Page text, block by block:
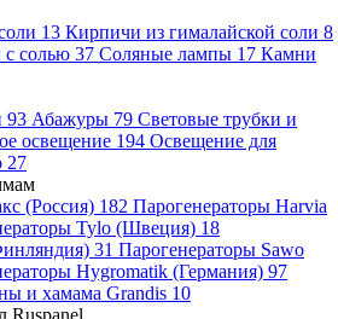
13 Кирпичи из гималайской соли 8
солью 37 Соляные лампы 17 Камни
93 Абажуры 79 Световые трубки и
освещение 194 Освещение для
27
(Россия) 182 Парогенераторы Harvia
Tylo (Швеция) 18
31 Парогенераторы Sawo
Hygromatik (Германия) 97
и хамама Grandis 10
Ruspanel